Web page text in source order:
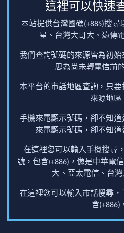
這裡可以快速
本站提供台灣國碼(+886)搜
星、台灣大哥大、遠傳
我們查詢號碼的來源皆為初
思為尚未轉電信前
本平台的市話地區查詢，只
來源地區
手機來電顯示號碼，卻不知
來電顯示號碼，卻不知道
在這裡您可以輸入手機搜尋
號，包含(+886)，像是中華電
大、亞太電信、台灣
在這裡您可以輸入市話搜尋
含(+886)